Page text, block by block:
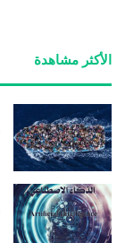
الأكثر مشاهدة